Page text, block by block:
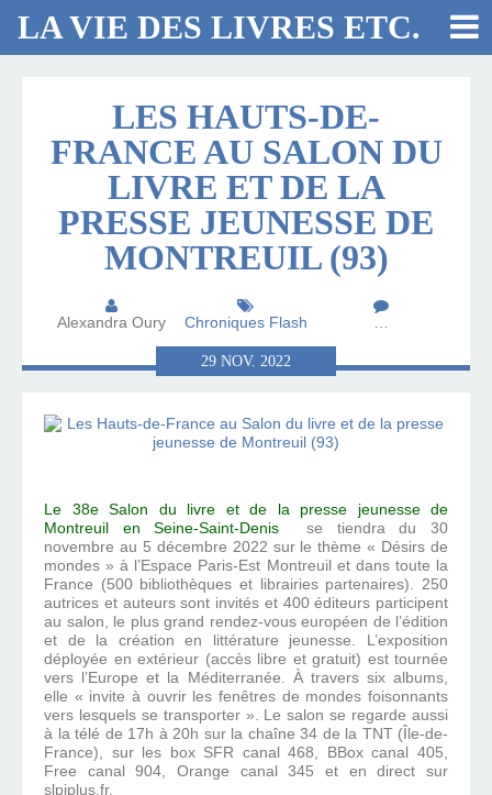
LA VIE DES LIVRES ETC.
LES HAUTS-DE-
FRANCE AU SALON DU
LIVRE ET DE LA
PRESSE JEUNESSE DE
MONTREUIL (93)
Alexandra Oury Chroniques Flash …
29 NOV. 2022
Le 38e Salon du livre et de la presse jeunesse de
Montreuil en Seine-Saint-Denis
se tiendra du 30
novembre au 5 décembre 2022 sur le thème « Désirs de
mondes » à l’Espace Paris-Est Montreuil et dans toute la
France (500 bibliothèques et librairies partenaires). 250
autrices et auteurs sont invités et 400 éditeurs participent
au salon, le plus grand rendez-vous européen de l’édition
et de la création en littérature jeunesse. L’exposition
déployée en extérieur (accès libre et gratuit) est tournée
vers l’Europe et la Méditerranée. À travers six albums,
elle « invite à ouvrir les fenêtres de mondes foisonnants
vers lesquels se transporter ». Le salon se regarde aussi
à la télé de 17h à 20h sur la chaîne 34 de la TNT (Île-de-
France), sur les box SFR canal 468, BBox canal 405,
Free canal 904, Orange canal 345 et en direct sur
slpjplus.fr.